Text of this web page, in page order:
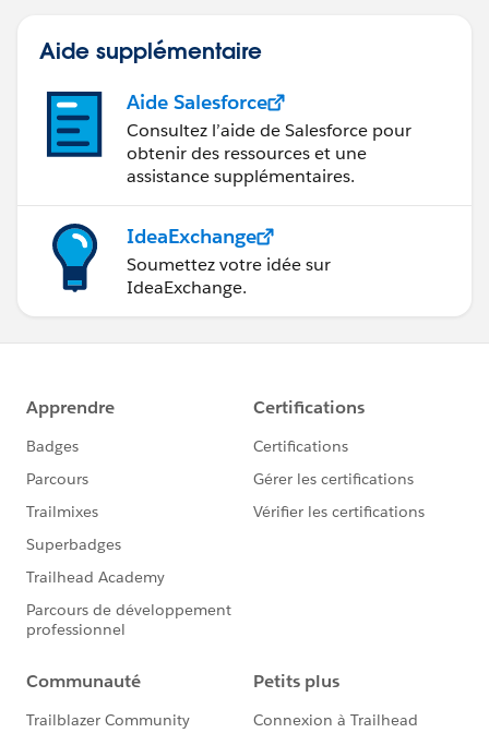
Aide supplémentaire
Aide Salesforce
Consultez l’aide de Salesforce pour
obtenir des ressources et une
assistance supplémentaires.
IdeaExchange
Soumettez votre idée sur
IdeaExchange.